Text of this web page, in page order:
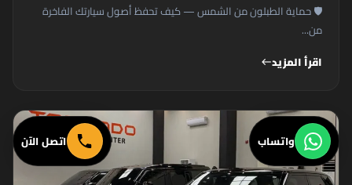
واتساب اتصل الآن
🛡️ حماية الطبلون من الشمس — كيف تحفظ أصول سيارتك الفاخرة
من...
اقرأ المزيدwest